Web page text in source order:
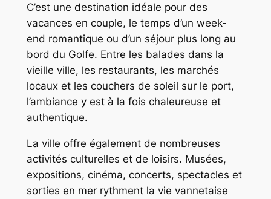
C’est une destination idéale pour des
vacances en couple, le temps d’un week-
end romantique ou d’un séjour plus long au
bord du Golfe. Entre les balades dans la
vieille ville, les restaurants, les marchés
locaux et les couchers de soleil sur le port,
l’ambiance y est à la fois chaleureuse et
authentique.
La ville offre également de nombreuses
activités culturelles et de loisirs. Musées,
expositions, cinéma, concerts, spectacles et
sorties en mer rythment la vie vannetaise